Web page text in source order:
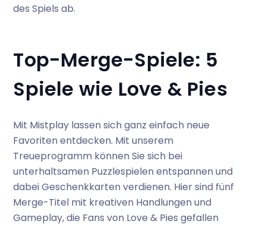
des Spiels ab.
Top-Merge-Spiele: 5
Spiele wie Love & Pies
Mit Mistplay lassen sich ganz einfach neue
Favoriten entdecken. Mit unserem
Treueprogramm können Sie sich bei
unterhaltsamen Puzzlespielen entspannen und
dabei Geschenkkarten verdienen. Hier sind fünf
Merge-Titel mit kreativen Handlungen und
Gameplay, die Fans von Love & Pies gefallen